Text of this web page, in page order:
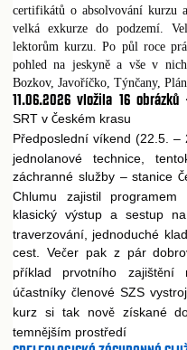
certifikátů o absolvování kurzu
velká exkurze do podzemí.
lektorům kurzu. Po půl roce
pohled na jeskyně a vše v
Bozkov, Javoříčko, Týnčany,
11.06.2026 vložila 16
SRT v Českém krasu
Předposlední víkend (22.5. –
jednolanové technice,
záchranné služby – stanice Č
Chlumu zajistil programem
klasický výstup a sestup
traverzování, jednoduché
cest. Večer pak z pár
příklad prvotního zajištění
účastníky členové SZS
kurz si tak novězískané
temnějším prostředí